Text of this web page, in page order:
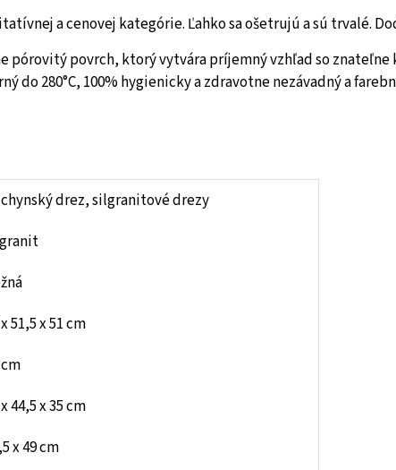
a cenovej kategórie. Ľahko sa ošetrujú a sú trvalé.
pórovitý povrch, ktorý vytvára príjemný vzhľad so
280°C, 100% hygienicky a zdravotne nezávadný a
drez, silgranitové drezy
51,5 x 51 cm
x 44,5 x 35 cm
x 49 cm